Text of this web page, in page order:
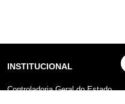
INSTITUCIONAL
Controladoria Geral do Estado